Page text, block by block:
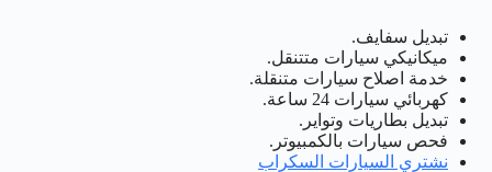
تبديل سفايف.
ميكانيكي سيارات متتنقل.
خدمة اصلاح سيارات متنقلة.
كهربائي سيارات 24 ساعة.
تبديل بطاريات وتواير.
فحص سيارات بالكمبيوتر.
نشتري السيارات السكراب